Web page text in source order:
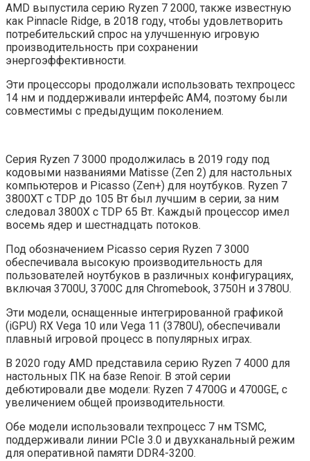
AMD выпустила серию Ryzen 7 2000, также известную
как Pinnacle Ridge, в 2018 году, чтобы удовлетворить
потребительский спрос на улучшенную игровую
производительность при сохранении
энергоэффективности.
Эти процессоры продолжали использовать техпроцесс
14 нм и поддерживали интерфейс AM4, поэтому были
совместимы с предыдущим поколением.
Серия Ryzen 7 3000 продолжилась в 2019 году под
кодовыми названиями Matisse (Zen 2) для настольных
компьютеров и Picasso (Zen+) для ноутбуков. Ryzen 7
3800XT с TDP до 105 Вт был лучшим в серии, за ним
следовал 3800X с TDP 65 Вт. Каждый процессор имел
восемь ядер и шестнадцать потоков.
Под обозначением Picasso серия Ryzen 7 3000
обеспечивала высокую производительность для
пользователей ноутбуков в различных конфигурациях,
включая 3700U, 3700C для Chromebook, 3750H и 3780U.
Эти модели, оснащенные интегрированной графикой
(iGPU) RX Vega 10 или Vega 11 (3780U), обеспечивали
плавный игровой процесс в популярных играх.
В 2020 году AMD представила серию Ryzen 7 4000 для
настольных ПК на базе Renoir. В этой серии
дебютировали две модели: Ryzen 7 4700G и 4700GE, с
увеличением общей производительности.
Обе модели использовали техпроцесс 7 нм TSMC,
поддерживали линии PCIe 3.0 и двухканальный режим
для оперативной памяти DDR4-3200.